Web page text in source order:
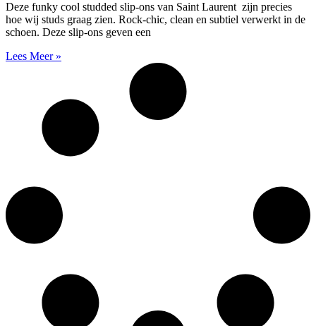
Deze funky cool studded slip-ons van Saint Laurent zijn precies
hoe wij studs graag zien. Rock-chic, clean en subtiel verwerkt in de
schoen. Deze slip-ons geven een
Lees Meer »